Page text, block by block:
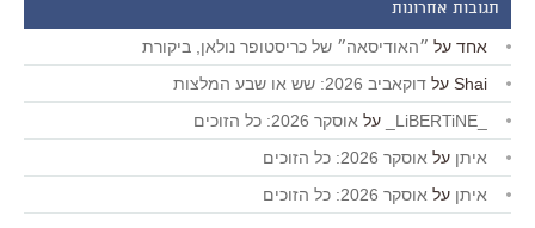
תגובות אחרונות
אחד על ״האודיסאה״ של כריסטופר נולאן, ביקורת
Shai על דוקאביב 2026: שש או שבע המלצות
על אוסקר 2026: כל הזוכים
איתן על אוסקר 2026: כל הזוכים
איתן על אוסקר 2026: כל הזוכים